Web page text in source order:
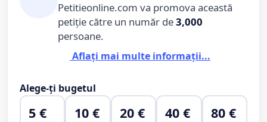
Petitieonline.com va promova această
petiție către un număr de3,000
persoane.
Aflați mai multe informații...
Alege-ți bugetul
5 € 10 € 20 € 40 € 80 €